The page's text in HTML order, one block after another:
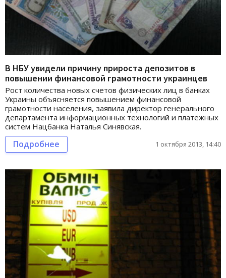
В НБУ увидели причину прироста депозитов в
повышении финансовой грамотности украинцев
Рост количества новых счетов физических лиц в банках
Украины объясняется повышением финансовой
грамотности населения, заявила директор генерального
департамента информационных технологий и платежных
систем Нацбанка Наталья Синявская.
Подробнее 1 октября 2013, 14:40